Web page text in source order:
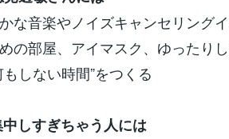
かな音楽やノイズキャンセリング
めの部屋、アイマスク、ゆったり
もしない時間”をつくる
しすぎちゃう人には